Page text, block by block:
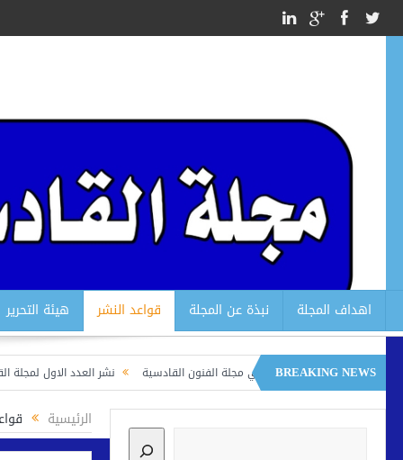
اهداف المجلة نبذة عن المجلة قواعد النشر هيئة التحرير
BREAKING NEWS
قواعد النشر في مجلة الفنون القادسية نشر العدد الاول لمجلة القادسية
الرئيسية